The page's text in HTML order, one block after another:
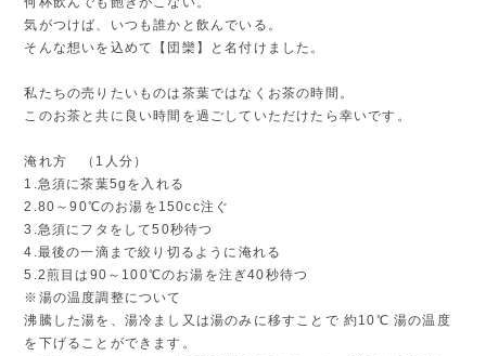
気がつけば、いつも誰かと飲んでいる。
そんな想いを込めて【団欒】と名付けました。
私たちの売りたいものは茶葉ではなくお茶の時間。
このお茶と共に良い時間を過ごしていただけたら幸いです。
淹れ方 （1人分）
1.急須に茶葉5gを入れる
2.80～90℃のお湯を150cc注ぐ
3.急須にフタをして50秒待つ
4.最後の一滴まで絞り切るように淹れる
5.2煎目は90～100℃のお湯を注ぎ40秒待つ
※湯の温度調整について
沸騰した湯を、湯冷まし又は湯のみに移すことで 約10℃ 湯の温度
を下げることができます。